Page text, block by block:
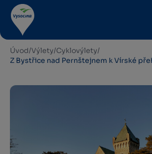
Úvod/Výlety/Cyklovýlety/
Z Bystřice nad Pernštejnem k Vírské